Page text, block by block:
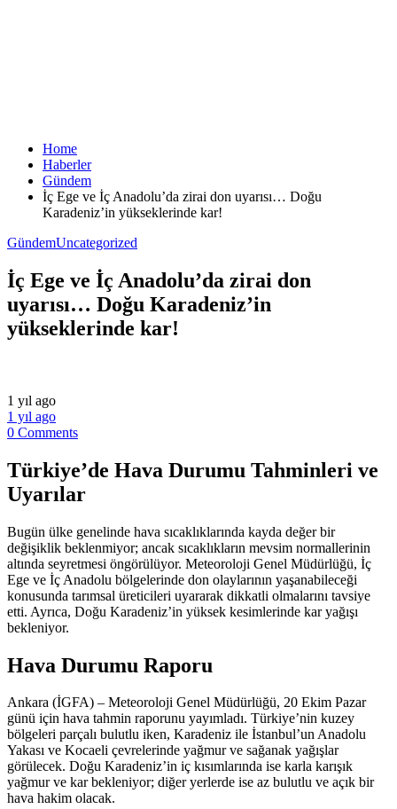
Home
Haberler
Gündem
İç Ege ve İç Anadolu’da zirai don uyarısı… Doğu
Karadeniz’in yükseklerinde kar!
GündemUncategorized
İç Ege ve İç Anadolu’da zirai don
uyarısı… Doğu Karadeniz’in
yükseklerinde kar!
1 yıl ago
1 yıl ago
0 Comments
Türkiye’de Hava Durumu Tahminleri ve
Uyarılar
Bugün ülke genelinde hava sıcaklıklarında kayda değer bir
değişiklik beklenmiyor; ancak sıcaklıkların mevsim normallerinin
altında seyretmesi öngörülüyor. Meteoroloji Genel Müdürlüğü, İç
Ege ve İç Anadolu bölgelerinde don olaylarının yaşanabileceği
konusunda tarımsal üreticileri uyararak dikkatli olmalarını tavsiye
etti. Ayrıca, Doğu Karadeniz’in yüksek kesimlerinde kar yağışı
bekleniyor.
Hava Durumu Raporu
Ankara (İGFA) – Meteoroloji Genel Müdürlüğü, 20 Ekim Pazar
günü için hava tahmin raporunu yayımladı. Türkiye’nin kuzey
bölgeleri parçalı bulutlu iken, Karadeniz ile İstanbul’un Anadolu
Yakası ve Kocaeli çevrelerinde yağmur ve sağanak yağışlar
görülecek. Doğu Karadeniz’in iç kısımlarında ise karla karışık
yağmur ve kar bekleniyor; diğer yerlerde ise az bulutlu ve açık bir
hava hakim olacak.